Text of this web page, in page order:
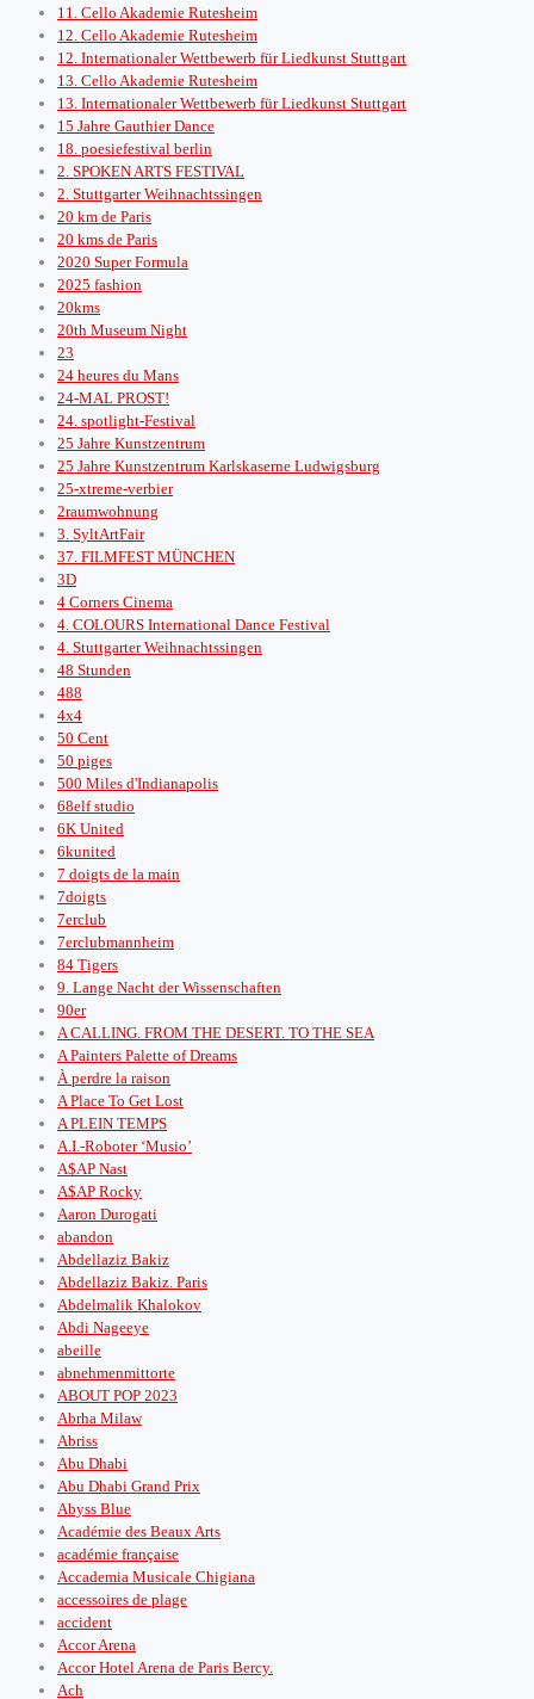
11. Cello Akademie Rutesheim
12. Cello Akademie Rutesheim
12. Internationaler Wettbewerb für Liedkunst Stuttgart
13. Cello Akademie Rutesheim
13. Internationaler Wettbewerb für Liedkunst Stuttgart
15 Jahre Gauthier Dance
18. poesiefestival berlin
2. SPOKEN ARTS FESTIVAL
2. Stuttgarter Weihnachtssingen
20 km de Paris
20 kms de Paris
2020 Super Formula
2025 fashion
20kms
20th Museum Night
23
24 heures du Mans
24-MAL PROST!
24. spotlight-Festival
25 Jahre Kunstzentrum
25 Jahre Kunstzentrum Karlskaserne Ludwigsburg
25-xtreme-verbier
2raumwohnung
3. SyltArtFair
37. FILMFEST MÜNCHEN
3D
4 Corners Cinema
4. COLOURS International Dance Festival
4. Stuttgarter Weihnachtssingen
48 Stunden
488
4x4
50 Cent
50 piges
500 Miles d'Indianapolis
68elf studio
6K United
6kunited
7 doigts de la main
7doigts
7erclub
7erclubmannheim
84 Tigers
9. Lange Nacht der Wissenschaften
90er
A CALLING. FROM THE DESERT. TO THE SEA
A Painters Palette of Dreams
À perdre la raison
A Place To Get Lost
A PLEIN TEMPS
A.I.-Roboter ‘Musio’
A$AP Nast
A$AP Rocky
Aaron Durogati
abandon
Abdellaziz Bakiz
Abdellaziz Bakiz. Paris
Abdelmalik Khalokov
Abdi Nageeye
abeille
abnehmenmittorte
ABOUT POP 2023
Abrha Milaw
Abriss
Abu Dhabi
Abu Dhabi Grand Prix
Abyss Blue
Académie des Beaux Arts
académie française
Accademia Musicale Chigiana
accessoires de plage
accident
Accor Arena
Accor Hotel Arena de Paris Bercy.
Ach